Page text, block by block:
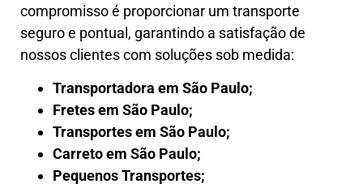
compromisso é proporcionar um transporte
seguro e pontual, garantindo a satisfação de
nossos clientes com soluções sob medida:
Transportadora em São Paulo;
Fretes em São Paulo;
Transportes em São Paulo;
Carreto em São Paulo;
Pequenos Transportes;